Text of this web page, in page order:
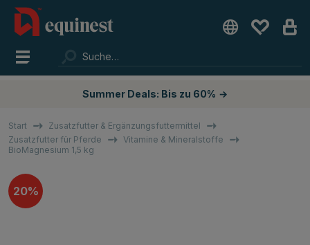
Summer Deals: Bis zu 60% →
Start
Zusatzfutter & Ergänzungsfuttermittel
Zusatzfutter für Pferde
Vitamine & Mineralstoffe
BioMagnesium 1,5 kg
20